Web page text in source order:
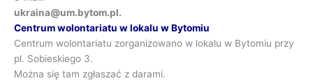
ukraina@um.bytom.pl.
Centrum wolontariatu w lokalu w Bytomiu
Centrum wolontariatu zorganizowano w lokalu w Bytomiu przy
pl. Sobieskiego 3.
Można się tam zgłaszać z darami.